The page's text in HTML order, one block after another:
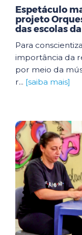
Espetáculo
projeto
das escolas
Para
importância da
por meio da
r... [saiba mais]